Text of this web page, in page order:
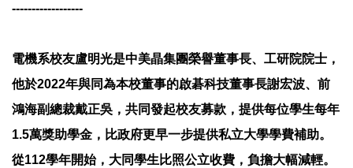
------------------
電機系校友盧明光是中美晶集團榮譽董事長、工研院院士，
他於2022年與同為本校董事的啟碁科技董事長謝宏波、前
鴻海副總裁戴正吳，共同發起校友募款，提供每位學生每年
1.5萬獎助學金，比政府更早一步提供私立大學學費補助。
從112學年開始，大同學生比照公立收費，負擔大幅減輕。